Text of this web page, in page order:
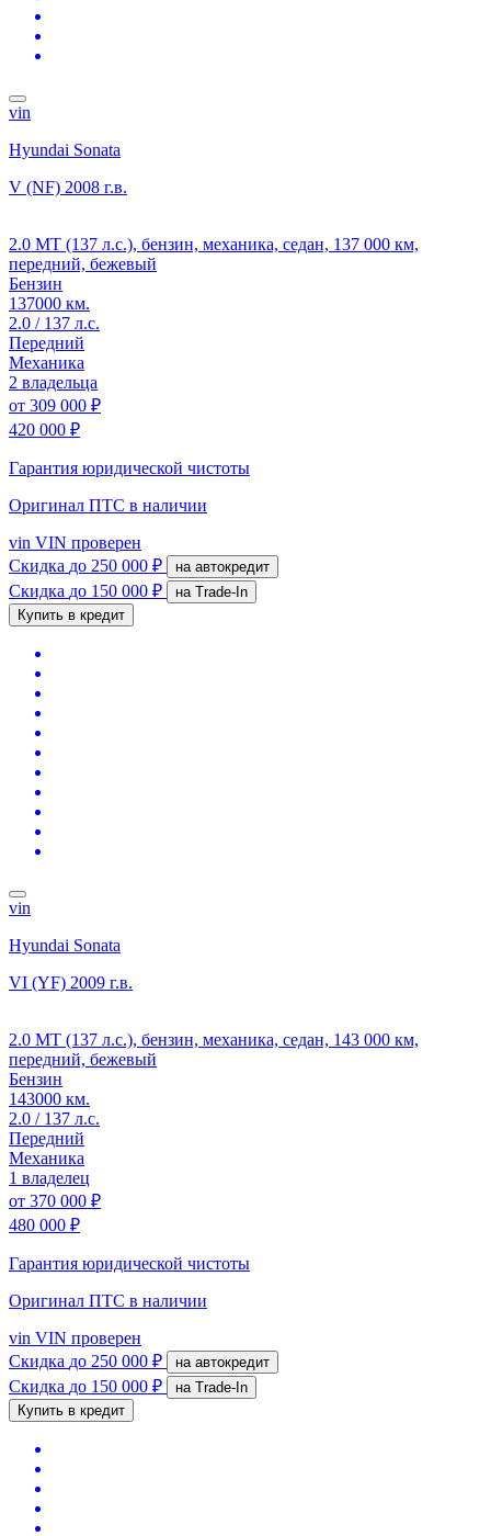
vin
Hyundai Sonata
V (NF) 2008 г.в.
2.0 MT (137 л.с.), бензин, механика, седан, 137 000 км,
передний, бежевый
Бензин
137000 км.
2.0 / 137 л.с.
Передний
Механика
2 владельца
от 309 000 ₽
420 000 ₽
Гарантия юридической чистоты
Оригинал ПТС в наличии
vin VIN проверен
Скидка до 250 000 ₽ на автокредит
Скидка до 150 000 ₽
на Trade-In
Купить в кредит
vin
Hyundai Sonata
VI (YF) 2009 г.в.
2.0 MT (137 л.с.), бензин, механика, седан, 143 000 км,
передний, бежевый
Бензин
143000 км.
2.0 / 137 л.с.
Передний
Механика
1 владелец
от 370 000 ₽
480 000 ₽
Гарантия юридической чистоты
Оригинал ПТС в наличии
vin VIN проверен
Скидка до 250 000 ₽ на автокредит
Скидка до 150 000 ₽
на Trade-In
Купить в кредит